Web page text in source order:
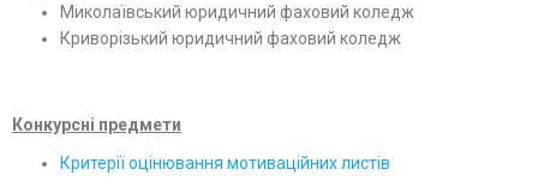
Миколаївський юридичний фаховий коледж
Криворізький юридичний фаховий коледж
Конкурсні предмети
Критерії оцінювання мотиваційних листів